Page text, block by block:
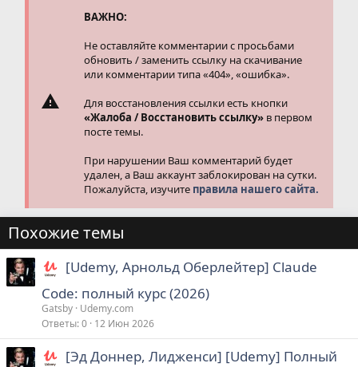
ВАЖНО:
Не оставляйте комментарии с просьбами
обновить / заменить ссылку на скачивание
или комментарии типа «404», «ошибка».
Для восстановления ссылки есть кнопки
«Жалоба / Восстановить ссылку» в первом
посте темы.
При нарушении Ваш комментарий будет
удален, а Ваш аккаунт заблокирован на сутки.
Пожалуйста, изучите правила нашего сайта.
Похожие темы
[Udemy, Арнольд Оберлейтер] Claude
Code: полный курс (2026)
Gatsby Udemy.com
Ответы 0 12 Июн 2026
[Эд Доннер, Лидженси] [Udemy] Полный